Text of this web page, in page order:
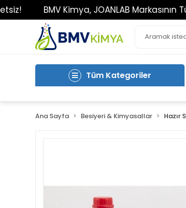
BMV Kimya, JOANLAB Markasının
Tüm Kategoriler
Ana Sayfa Besiyeri & Kimyasallar Hazır